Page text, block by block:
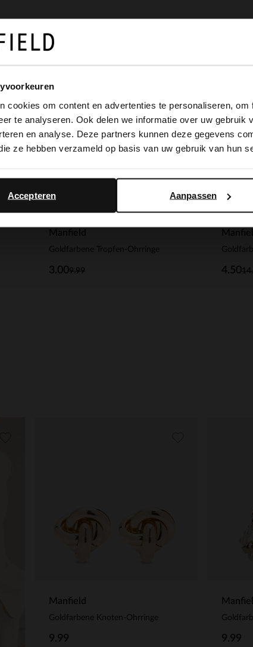
cookies om content en advertenties te personaliseren,
te analyseren. Ook delen we informatie over uw gebruik
en analyse. Deze partners kunnen deze gegevens
ze hebben verzameld op basis van uw gebruik van hun
Aanpassen
Accepteren
Goldfarbene Tropfen-Ohrringe
9.99
3.00 4.50
Manfield
Goldfarbene Knoten-Ohrringe
9.99 9.99
It looks like your language isn't Dutch.